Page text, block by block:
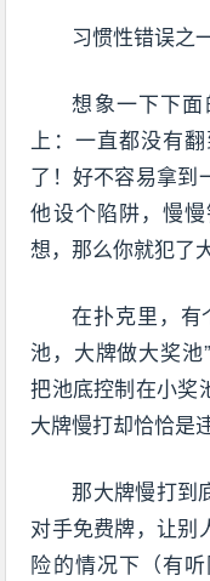
习惯性错误之
想象一下下
上：一直都没有
了！好不容易拿到
他设个陷阱，慢
想，那么你就犯了
在扑克里，有
池，大牌做大奖
把池底控制在小奖
大牌慢打却恰恰是
那大牌慢打到
对手免费牌，让别
险的情况下（有